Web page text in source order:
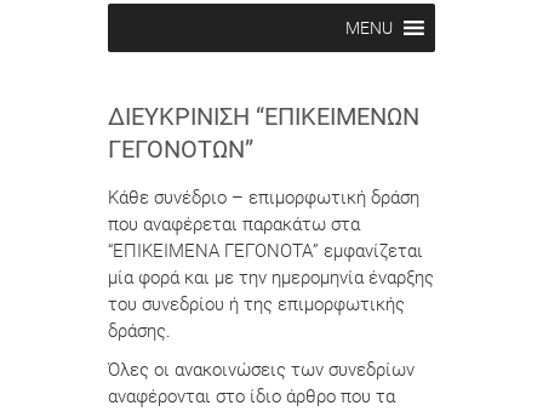
MENU
ΔΙΕΥΚΡΊΝΙΣΗ “ΕΠΙΚΕΊΜΕΝΩΝ
ΓΕΓΟΝΌΤΩΝ”
Κάθε συνέδριο – επιμορφωτική δράση
που αναφέρεται παρακάτω στα
“ΕΠΙΚΕΙΜΕΝΑ ΓΕΓΟΝΟΤΑ” εμφανίζεται
μία φορά και με την ημερομηνία έναρξης
του συνεδρίου ή της επιμορφωτικής
δράσης.
Όλες οι ανακοινώσεις των συνεδρίων
αναφέρονται στο ίδιο άρθρο που τα